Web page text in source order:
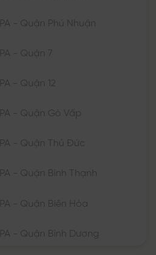
- Quận Phú Nhuận
- Quận 7
- Quận 12
- Quận Gò Vấp
- Quận Thủ Đức
- Quận Bình Thạnh
- Quận Biên Hòa
- Quận Bình Dương